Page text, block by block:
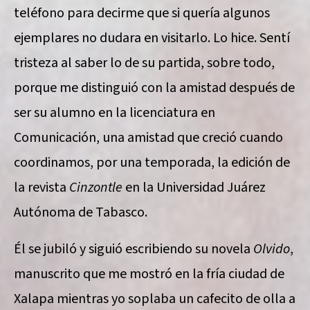
teléfono para decirme que si quería algunos
ejemplares no dudara en visitarlo. Lo hice. Sentí
tristeza al saber lo de su partida, sobre todo,
porque me distinguió con la amistad después de
ser su alumno en la licenciatura en
Comunicación, una amistad que creció cuando
coordinamos, por una temporada, la edición de
la revista Cinzontle en la Universidad Juárez
Autónoma de Tabasco.
Él se jubiló y siguió escribiendo su novela Olvido,
manuscrito que me mostró en la fría ciudad de
Xalapa mientras yo soplaba un cafecito de olla a